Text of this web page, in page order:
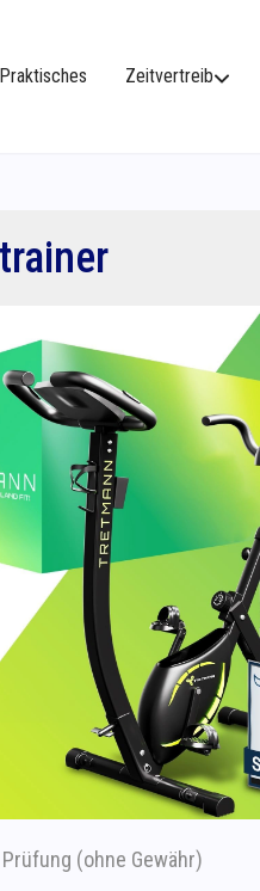
Praktisches Zeitvertreib
(ohne Gewähr)